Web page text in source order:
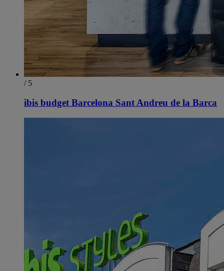
/ 5
ibis budget Barcelona Sant Andreu de la Barca